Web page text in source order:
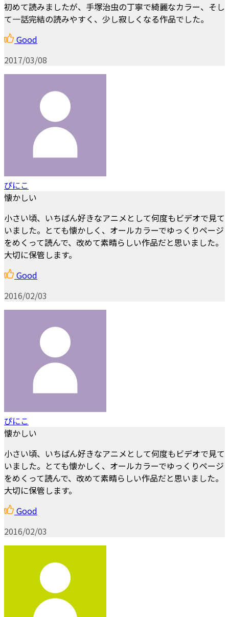
初めて読みましたが、手塚治虫の丁寧で綺麗なカラー、そし
て一話完結の読みやすく、少し寂しくなる作品でした。
Good
2017/03/08
ぴにこ
懐かしい
小さい頃、いちばん好きなアニメとして何度もビデオで見て
いました。とても懐かしく、オールカラーでゆっくりページ
をめくって読んで、改めて素晴らしい作品だと思いました。
大切に保管します。
Good
2016/02/03
ぴにこ
懐かしい
小さい頃、いちばん好きなアニメとして何度もビデオで見て
いました。とても懐かしく、オールカラーでゆっくりページ
をめくって読んで、改めて素晴らしい作品だと思いました。
大切に保管します。
Good
2016/02/03